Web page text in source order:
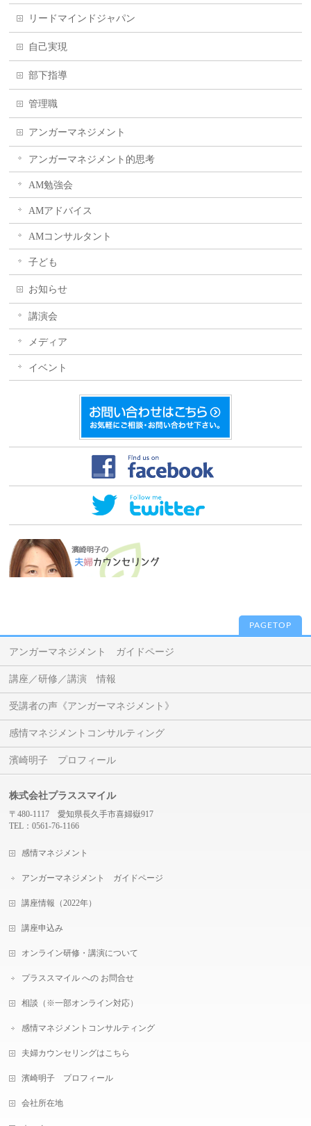
リードマインドジャパン
自己実現
部下指導
管理職
アンガーマネジメント
アンガーマネジメント的思考
AM勉強会
AMアドバイス
AMコンサルタント
子ども
お知らせ
講演会
メディア
イベント
PAGETOP
アンガーマネジメント ガイドページ
講座／研修／講演 情報
受講者の声《アンガーマネジメント》
感情マネジメントコンサルティング
濱崎明子 プロフィール
株式会社プラススマイル
〒480-1117 愛知県長久手市喜婦嶽917
TEL：0561-76-1166
感情マネジメント
アンガーマネジメント ガイドページ
講座情報（2022年）
講座申込み
オンライン研修・講演について
プラススマイル への お問合せ
相談（※一部オンライン対応）
感情マネジメントコンサルティング
夫婦カウンセリングはこちら
濱崎明子 プロフィール
会社所在地